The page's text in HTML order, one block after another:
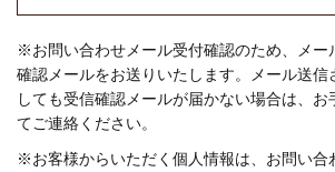
※お問い合わせメール受付確認のため、メー
確認メールをお送りいたします。メール送信
しても受信確認メールが届かない場合は、お
てご連絡ください。
※お客様からいただく個人情報は、お問い合